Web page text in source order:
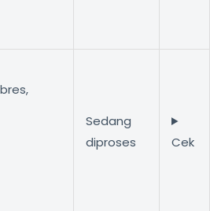
Sedang
diproses
Cek